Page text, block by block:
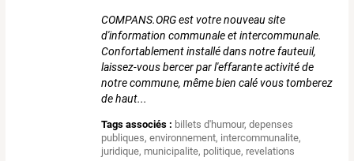
COMPANS.ORG est votre nouveau site
d'information communale et intercommunale.
Confortablement installé dans notre fauteuil,
laissez-vous bercer par l'effarante activité de
notre commune, même bien calé vous tomberez
de haut...
Tags associés : billets d'humour,depenses
publiques,environnement, intercommunalite,
juridique, municipalite, politique, revelations